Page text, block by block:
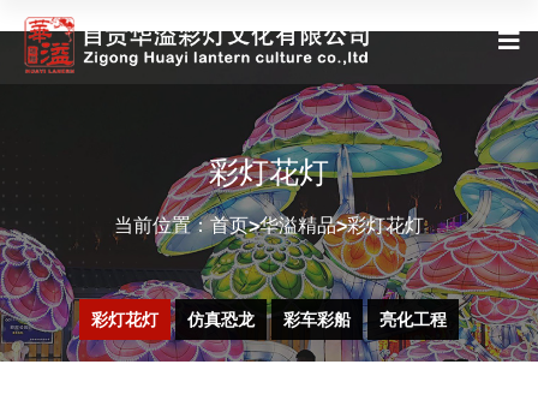
彩灯花灯
当前位置：首页>华溢精品>彩灯花灯
彩灯花灯 仿真恐龙 彩车彩船 亮化工程